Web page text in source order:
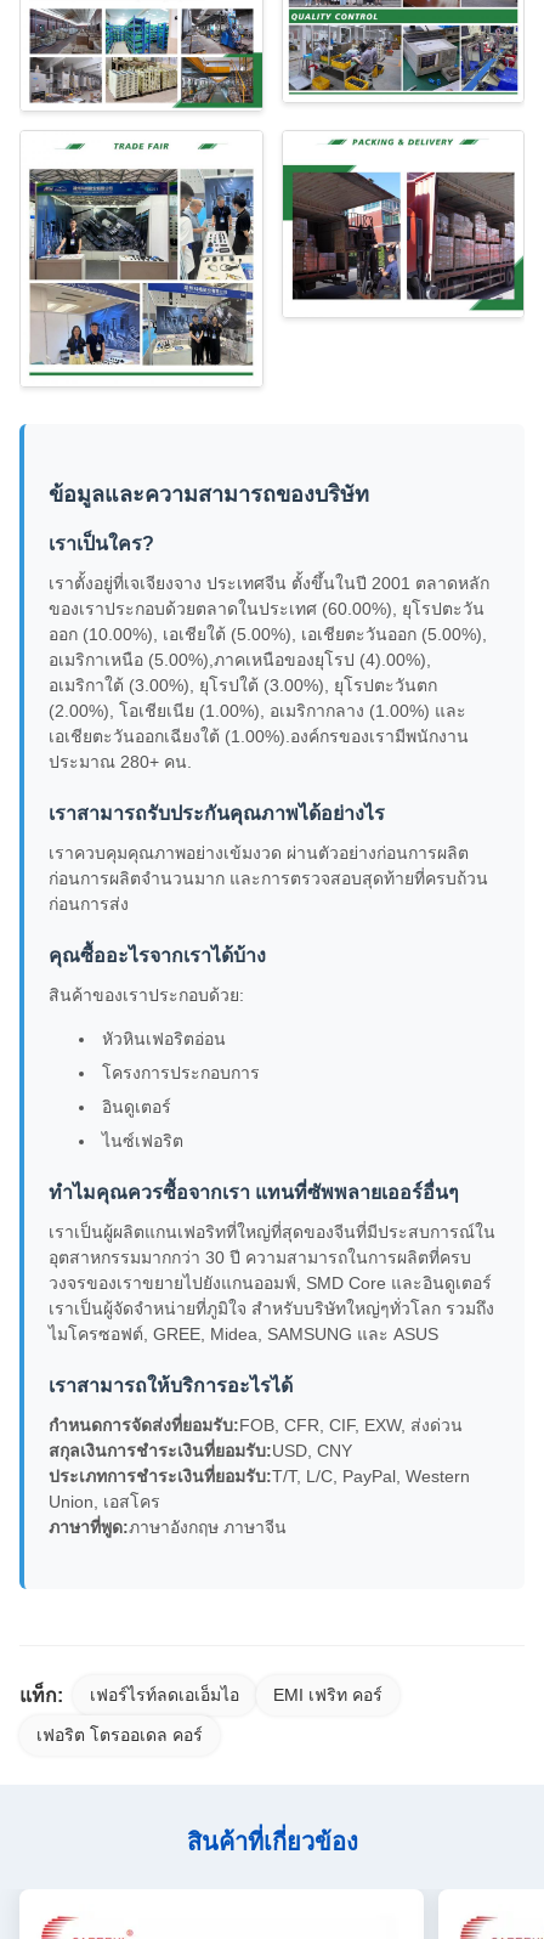
ข้อมูลและความสามารถของบริษัท
เราเป็นใคร?
เราตั้งอยู่ที่เจเจียงจาง ประเทศจีน ตั้งขึ้นในปี 2001 ตลาดหลัก
ของเราประกอบด้วยตลาดในประเทศ (60.00%), ยุโรปตะวัน
ออก (10.00%), เอเชียใต้ (5.00%), เอเชียตะวันออก (5.00%),
อเมริกาเหนือ (5.00%),ภาคเหนือของยุโรป (4).00%),
อเมริกาใต้ (3.00%), ยุโรปใต้ (3.00%), ยุโรปตะวันตก
(2.00%), โอเชียเนีย (1.00%), อเมริกากลาง (1.00%) และ
เอเชียตะวันออกเฉียงใต้ (1.00%).องค์กรของเรามีพนักงาน
ประมาณ 280+ คน.
เราสามารถรับประกันคุณภาพได้อย่างไร
เราควบคุมคุณภาพอย่างเข้มงวด ผ่านตัวอย่างก่อนการผลิต
ก่อนการผลิตจํานวนมาก และการตรวจสอบสุดท้ายที่ครบถ้วน
ก่อนการส่ง
คุณซื้ออะไรจากเราได้บ้าง
สินค้าของเราประกอบด้วย:
หัวหินเฟอริตอ่อน
โครงการประกอบการ
อินดูเตอร์
ไนซ์เฟอริต
ทําไมคุณควรซื้อจากเรา แทนที่ซัพพลายเออร์อื่นๆ
เราเป็นผู้ผลิตแกนเฟอริทที่ใหญ่ที่สุดของจีนที่มีประสบการณ์ใน
อุตสาหกรรมมากกว่า 30 ปี ความสามารถในการผลิตที่ครบ
วงจรของเราขยายไปยังแกนออมฟ์, SMD Core และอินดูเตอร์
เราเป็นผู้จัดจําหน่ายที่ภูมิใจ สําหรับบริษัทใหญ่ๆทั่วโลก รวมถึง
ไมโครซอฟต์, GREE, Midea, SAMSUNG และ ASUS
เราสามารถให้บริการอะไรได้
กําหนดการจัดส่งที่ยอมรับ:FOB, CFR, CIF, EXW, ส่งด่วน
สกุลเงินการชําระเงินที่ยอมรับ:USD, CNY
ประเภทการชําระเงินที่ยอมรับ:T/T, L/C, PayPal, Western
Union, เอสโคร
ภาษาที่พูด:ภาษาอังกฤษ ภาษาจีน
แท็ก: เฟอร์ไรท์ลดเอเอ็มไอ EMI เฟริท คอร์
เฟอริต โตรออเดล คอร์
สินค้าที่เกี่ยวข้อง